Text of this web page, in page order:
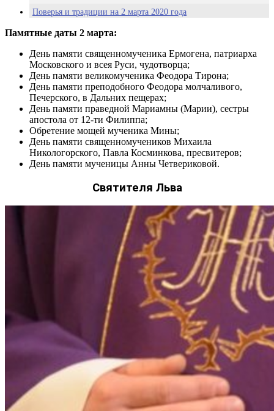
Поверья и традиции на 2 марта 2020 года
Первый день Великого поста, что можно кушать 2 марта
пост
Какой сегодня праздник 2 марта 2020: церковный
праздник Начало Великого поста
Другие праздники
Мультимедийный православный календарь на 2—8 марта 2020
года:
Памятные даты 2 марта:
День памяти священномученика Ермогена, патриарха
Московского и всея Руси, чудотворца;
День памяти великомученика Феодора Тирона;
День памяти преподобного Феодора молчаливого,
Печерского, в Дальних пещерах;
День памяти праведной Мариамны (Марии), сестры
апостола от 12-ти Филиппа;
Обретение мощей мученика Мины;
День памяти священномучеников Михаила
Никологорского, Павла Косминкова, пресвитеров;
День памяти мученицы Анны Четвериковой.
Святителя Льва